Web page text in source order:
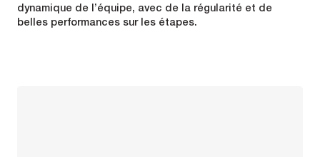
dynamique de l’équipe, avec de la régularité et de
belles performances sur les étapes.